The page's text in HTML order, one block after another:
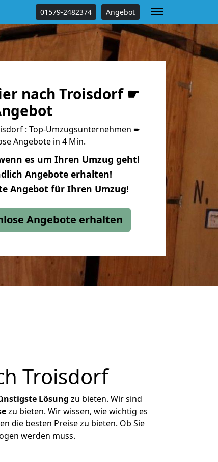
01579-2482374 Angebot
nach Troisdorf ☛
: Top-Umzugsunternehmen ➨
Angebote in 4 Min.
es um Ihren Umzug geht!
Angebote erhalten!
Angebot für Ihren Umzug!
Angebote erhalten
Troisdorf
Lösung zu bieten. Wir sind
zu bieten. Wir wissen, wie wichtig es
die besten Preise zu bieten. Ob Sie
werden muss.